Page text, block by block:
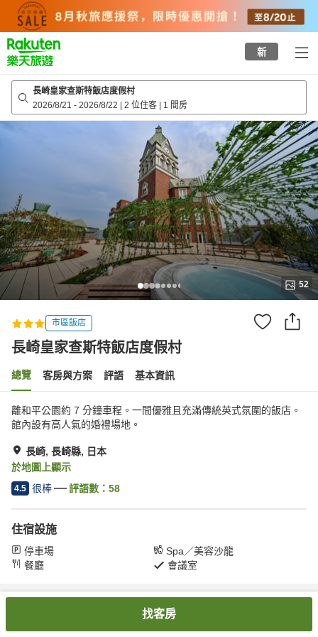
top
page
新
長崎皇家查斯特飯店度假村
2026/8/21 - 2026/8/22 | 2 位住客 | 1 間房
52
市區飯店
長崎皇家查斯特飯店度假村
總覽 客房與方案 評語 基本資訊
離和平公園約 7 分鐘車程。一間優雅且充滿傳統英式氛圍的飯店。
館內設有高人氣的婚禮場地。
長崎, 長崎縣, 日本
於地圖上顯示
4.5 很棒 評語數： 58
住宿設施
停車場
Spa／美容沙龍
餐廳
會議室
找客房